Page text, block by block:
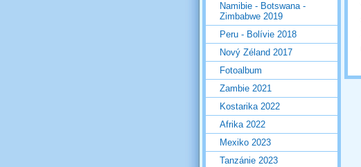
Namibie - Botswana -
Zimbabwe 2019
Peru - Bolívie 2018
Nový Zéland 2017
Fotoalbum
Zambie 2021
Kostarika 2022
Afrika 2022
Mexiko 2023
Tanzánie 2023